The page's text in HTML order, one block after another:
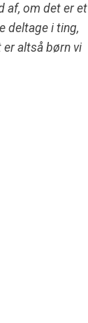
af, om det er et
deltage i ting,
er altså børn vi